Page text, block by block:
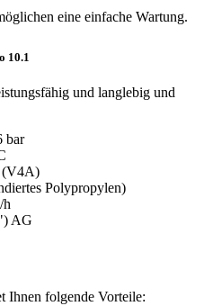
eine einfache Wartung.
10.1
und langlebig und
bar
(V4A)
Polypropylen)
h
AG
Ihnen folgende Vorteile: